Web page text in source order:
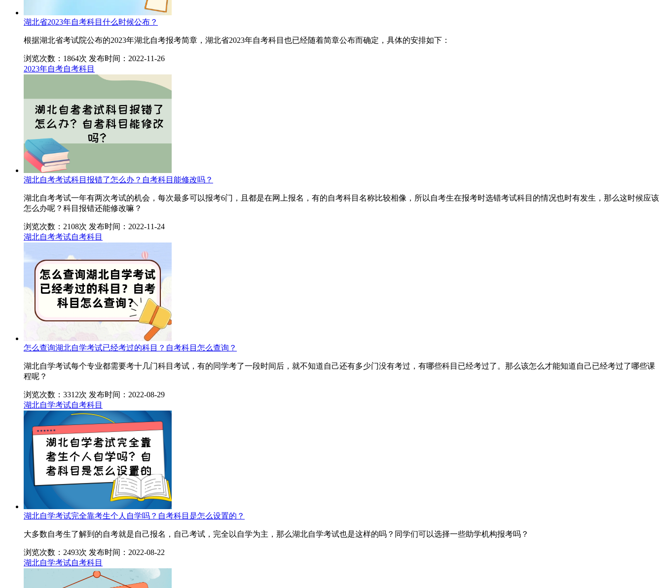
湖北省2023年自考科目什么时候公布？
根据湖北省考试院公布的2023年湖北自考报考简章，湖北省2023年自考科目也已经随着简章公布而确定，具体的安排如下：
浏览次数：1864次 发布时间：2022-11-26
2023年自考自考科目
湖北自考考试科目报错了怎么办？自考科目能修改吗？
湖北自考考试一年有两次考试的机会，每次最多可以报考6门，且都是在网上报名，有的自考科目名称比较相像，所以自考生在报考时选错考试科目的情况也时有发生，那么这时候应该
怎么办呢？科目报错还能修改嘛？
浏览次数：2108次 发布时间：2022-11-24
湖北自考考试自考科目
怎么查询湖北自学考试已经考过的科目？自考科目怎么查询？
湖北自学考试每个专业都需要考十几门科目考试，有的同学考了一段时间后，就不知道自己还有多少门没有考过，有哪些科目已经考过了。那么该怎么才能知道自己已经考过了哪些课
程呢？
浏览次数：3312次 发布时间：2022-08-29
湖北自学考试自考科目
湖北自学考试完全靠考生个人自学吗？自考科目是怎么设置的？
大多数自考生了解到的自考就是自己报名，自己考试，完全以自学为主，那么湖北自学考试也是这样的吗？同学们可以选择一些助学机构报考吗？
浏览次数：2493次 发布时间：2022-08-22
湖北自学考试自考科目